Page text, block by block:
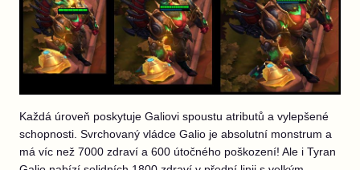
Každá úroveň poskytuje Galiovi spoustu atributů a vylepšené
schopnosti. Svrchovaný vládce Galio je absolutní monstrum a
má víc než 7000 zdraví a 600 útočného poškození! Ale i Tyran